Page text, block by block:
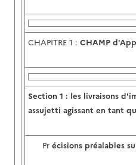
CHAPITRE 1 : CHAMP
Section 1 : les livraisons
assujetti agissant en tant
Pr écisions préalables